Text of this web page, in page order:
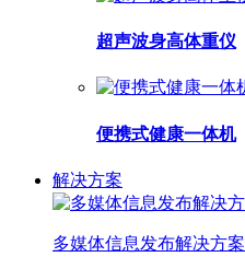
超声波身高体重仪
便携式健康一体机
解决方案
多媒体信息发布解决方案